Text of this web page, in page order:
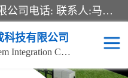
苏州迈凯隆系统集成科技有限公司电话: 联系人:马杰森 销售安装视频监控、报警系统、电话交换机、门禁考勤、巡更系统、呼叫对讲系统、停车场道闸、智能家居、广播系统、综合布线、办公设备、电子商务软件、网络工程、酒店门锁系列 系统集成、VOD视频点播、LED显示屏、节能产品、USP电源、收银机等弱电及智能化项目。
技有限公司
Suzhou MaikailongSystem Integration Co., Ltd.